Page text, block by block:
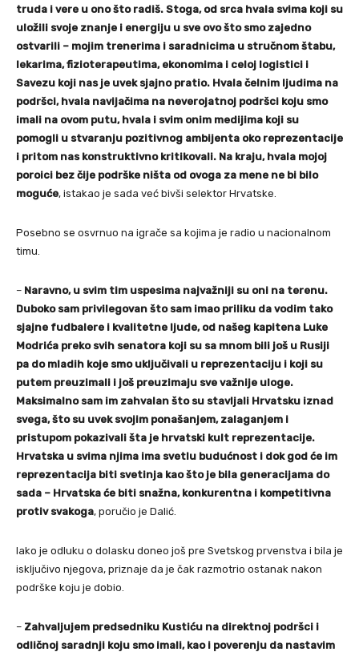
truda i vere u ono što radiš. Stoga, od srca hvala svima koji su
uložili svoje znanje i energiju u sve ovo što smo zajedno
ostvarili – mojim trenerima i saradnicima u stručnom štabu,
lekarima, fizioterapeutima, ekonomima i celoj logistici i
Savezu koji nas je uvek sjajno pratio. Hvala čelnim ljudima na
podršci, hvala navijačima na neverojatnoj podršci koju smo
imali na ovom putu, hvala i svim onim medijima koji su
pomogli u stvaranju pozitivnog ambijenta oko reprezentacije
i pritom nas konstruktivno kritikovali. Na kraju, hvala mojoj
poroici bez čije podrške ništa od ovoga za mene ne bi bilo
moguće, istakao je sada već bivši selektor Hrvatske.
Posebno se osvrnuo na igrače sa kojima je radio u nacionalnom
timu.
– Naravno, u svim tim uspesima najvažniji su oni na terenu.
Duboko sam privilegovan što sam imao priliku da vodim tako
sjajne fudbalere i kvalitetne ljude, od našeg kapitena Luke
Modrića preko svih senatora koji su sa mnom bili još u Rusiji
pa do mladih koje smo uključivali u reprezentaciju i koji su
putem preuzimali i još preuzimaju sve važnije uloge.
Maksimalno sam im zahvalan što su stavljali Hrvatsku iznad
svega, što su uvek svojim ponašanjem, zalaganjem i
pristupom pokazivali šta je hrvatski kult reprezentacije.
Hrvatska u svima njima ima svetlu budućnost i dok god će im
reprezentacija biti svetinja kao što je bila generacijama do
sada – Hrvatska će biti snažna, konkurentna i kompetitivna
protiv svakoga, poručio je Dalić.
Iako je odluku o dolasku doneo još pre Svetskog prvenstva i bila je
isključivo njegova, priznaje da je čak razmotrio ostanak nakon
podrške koju je dobio.
– Zahvaljujem predsedniku Kustiću na direktnoj podršci i
odličnoj saradnji koju smo imali, kao i poverenju da nastavim